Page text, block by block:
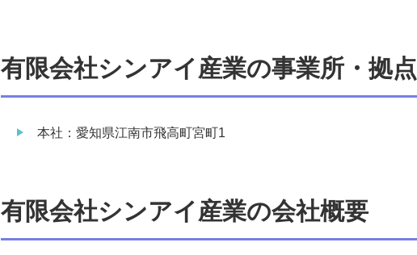
有限会社シンアイ産業の事業所・拠点
本社：愛知県江南市飛高町宮町1
有限会社シンアイ産業の会社概要